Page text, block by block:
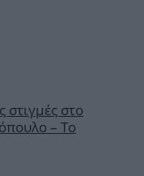
στιγμές στο
– Το